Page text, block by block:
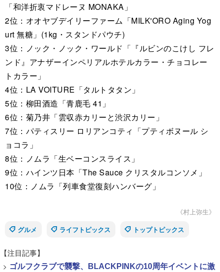
「和洋折衷マドレーヌ MONAKA」
2位：オオヤブデイリーファーム「MILK'ORO Aging Yog
urt 無糖」(1kg・スタンドパウチ)
3位：ノック・ノック・ワールド「『ルビンのこけし フレ
ンド』アナザーインペリアルホテルカラー・チョコレー
トカラー」
4位：LA VOITURE「タルトタタン」
5位：柳田酒造「青鹿毛 41」
6位：菊乃井「雲収赤カリーと渋沢カリー」
7位：パティスリー ロリアンコティ「プティボヌール シ
ョコラ」
8位：ノムラ「生ベーコンスライス」
9位：ハインツ日本「The Sauce クリスタルコンソメ」
10位：ノムラ「列車食堂復刻ハンバーグ」
《村上弥生》
グルメ
ライフトピックス トップトピックス
【注目記事】
> ゴルフクラブで襲撃、BLACKPINKの10周年イベントに激